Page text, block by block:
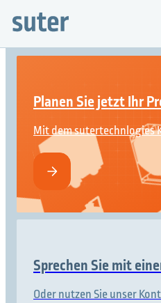
Planen Sie jetzt Ihr
Mit dem sutertechnlogies
Sprechen Sie mit
Oder nutzen Sie unser